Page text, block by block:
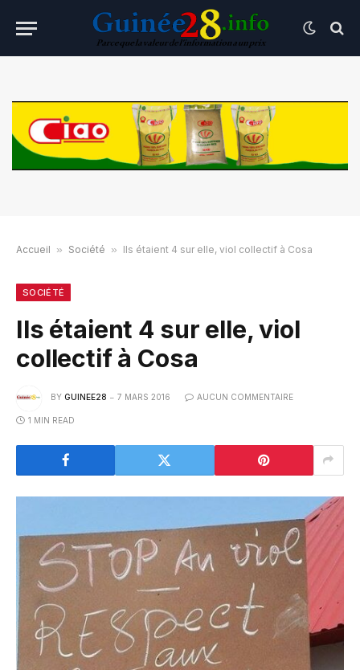
Accueil » Société » Ils étaient 4 sur elle, viol collectif à Cosa
SOCIÉTÉ
Ils étaient 4 sur elle, viol
collectif à Cosa
BY GUINEE28 7 MARS 2016 AUCUN COMMENTAIRE
1 MIN READ